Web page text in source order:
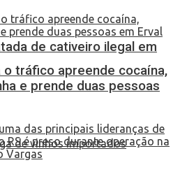
de cativeiro ilegal em
o tráfico apreende cocaína,
e prende duas pessoas